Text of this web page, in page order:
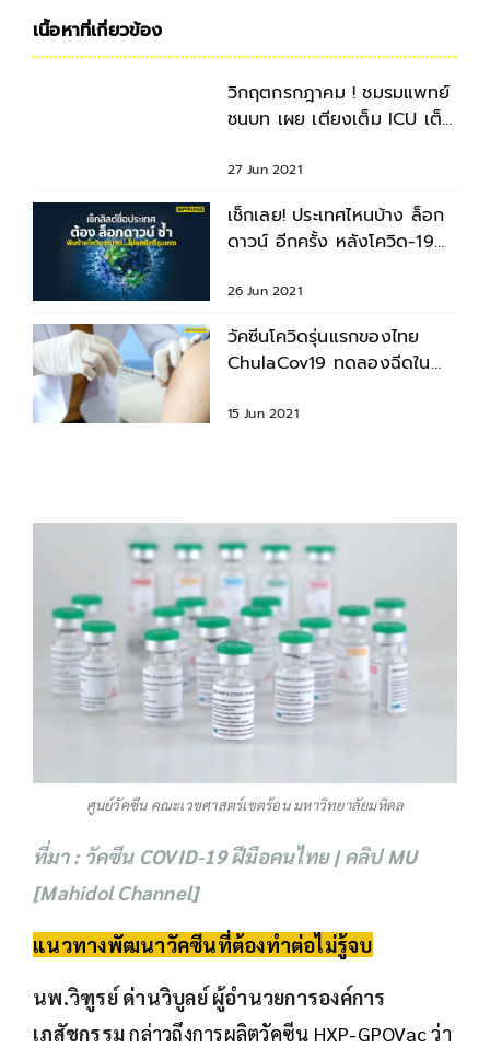
เนื้อหาที่เกี่ยวข้อง
วิกฤตกรกฎาคม ! ชมรมแพทย์
ชนบท เผย เตียงเต็ม ICU เต็ม
27 Jun 2021
เช็กเลย! ประเทศไหนบ้าง ล็อก
ดาวน์ อีกครั้ง หลังโควิด-19
26 Jun 2021
วัคซีนโควิดรุ่นแรกของไทย
ChulaCov19 ทดลองฉีดใน
15 Jun 2021
ศูนย์วัคซีน คณะเวชศาสตร์เขตร้อน มหาวิทยาลัยมหิดล
ที่มา : วัคซีน COVID-19 ฝีมือคนไทย | คลิป MU
[Mahidol Channel]
แนวทางพัฒนาวัคซีนที่ต้องทำต่อไม่รู้จบ
นพ.วิฑูรย์ ด่านวิบูลย์ ผู้อำนวยการองค์การ
เภสัชกรรมกล่าวถึงการผลิตวัคซีน HXP-GPOVac ว่า